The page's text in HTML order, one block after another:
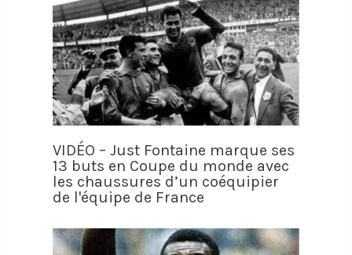
VIDÉO – Just Fontaine marque ses
13 buts en Coupe du monde avec
les chaussures d’un coéquipier
de l'équipe de France